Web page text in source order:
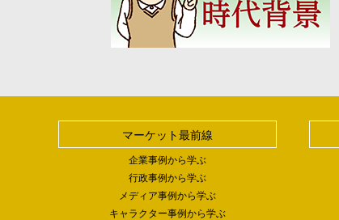
マーケット最前線
企業事例から学ぶ
行政事例から学ぶ
メディア事例から学ぶ
キャラクター事例から学ぶ